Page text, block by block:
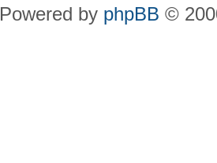
Powered by phpBB ©